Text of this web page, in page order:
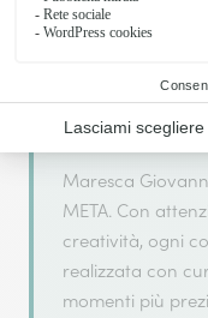
Maresca
riferimento,
Maresca
META. Con
creatività, ogni
realizzata con
momenti più